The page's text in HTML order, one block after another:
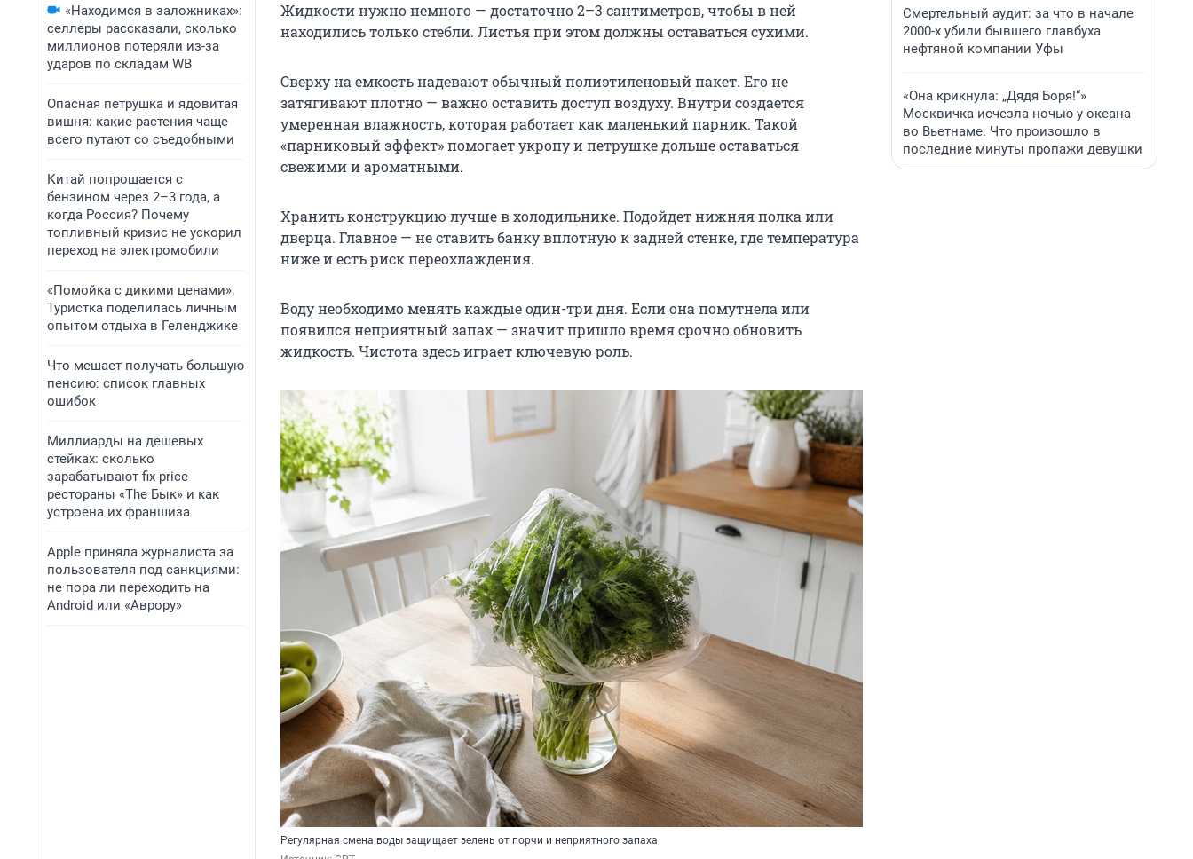
«Находимся в заложниках»:
селлеры рассказали, сколько
миллионов потеряли из-за
ударов по складам WB
Опасная петрушка и ядовитая
вишня: какие растения чаще
всего путают со съедобными
Китай попрощается с
бензином через 2–3 года, а
когда Россия? Почему
топливный кризис не ускорил
переход на электромобили
«Помойка с дикими ценами».
Туристка поделилась личным
опытом отдыха в Геленджике
Что мешает получать большую
пенсию: список главных
ошибок
Миллиарды на дешевых
стейках: сколько
зарабатывают fix-price-
рестораны «The Бык» и как
устроена их франшиза
Apple приняла журналиста за
пользователя под санкциями:
не пора ли переходить на
Android или «Аврору»
Жидкости нужно немного — достаточно2–3 сантиметров, чтобы в ней
находились только стебли. Листья при этом должны оставаться сухими.
Сверху на емкость надевают обычный полиэтиленовый пакет. Его не
затягивают плотно — важно оставить доступ воздуху. Внутри создается
умеренная влажность, которая работает как маленький парник. Такой
«парниковый эффект» помогает укропу и петрушке дольше оставаться
свежими и ароматными.
Хранить конструкцию лучше в холодильнике. Подойдет нижняя полка или
дверца. Главное — не ставить банку вплотную к задней стенке, где температура
ниже и есть риск переохлаждения.
Воду необходимо менять каждые один-три дня. Если она помутнела или
появился неприятный запах — значит пришло время срочно обновить
жидкость. Чистота здесь играет ключевую роль.
Регулярная смена воды защищает зелень от порчи и неприятного запаха
Смертельный аудит: за что в начале
2000-х убили бывшего главбуха
нефтяной компании Уфы
«Она крикнула: „Дядя Боря!“»
Москвичка исчезла ночью у океана
во Вьетнаме. Что произошло в
последние минуты пропажи девушки